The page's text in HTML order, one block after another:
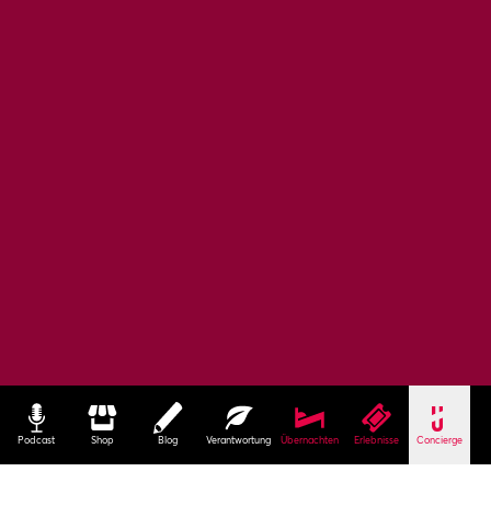
Podcast Shop Blog Verantwortung Übernachten Erlebnisse Concierge